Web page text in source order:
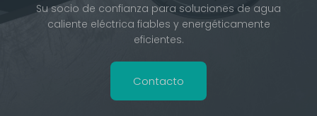
Su socio de confianza para soluciones de agua
caliente eléctrica fiables y energéticamente
eficientes.
Contacto